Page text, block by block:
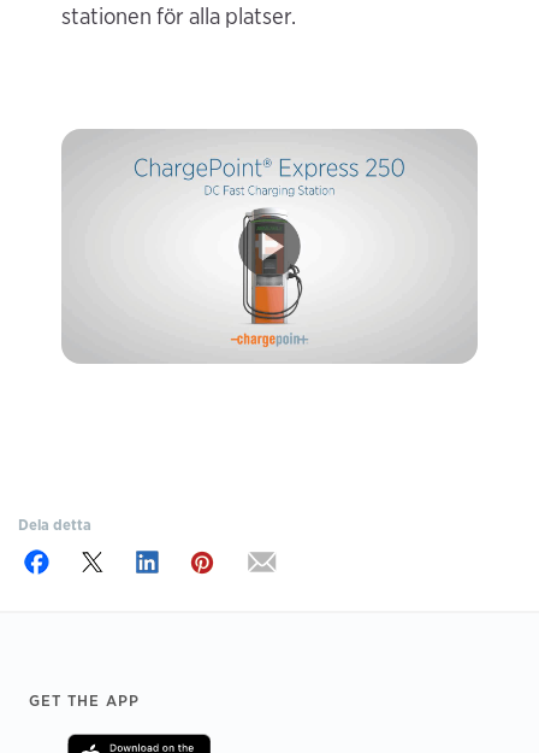
stationen för alla platser.
Dela detta
Footer
GET THE APP